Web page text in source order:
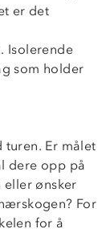
er det
Isolerende
som holder
turen. Er målet
dere opp på
eller ønsker
For
for å